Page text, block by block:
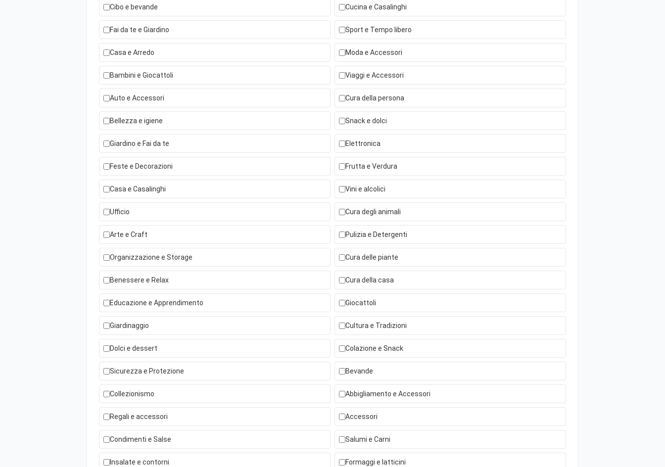
Cibo e bevande Cucina e Casalinghi
Fai da te e Giardino Sport e Tempo libero
Casa e Arredo Moda e Accessori
Bambini e Giocattoli Viaggi e Accessori
Auto e Accessori Cura della persona
Bellezza e igiene Snack e dolci
Giardino e Fai da te Elettronica
Feste e Decorazioni Frutta e Verdura
Casa e Casalinghi Vini e alcolici
Ufficio Cura degli animali
Arte e Craft Pulizia e Detergenti
Organizzazione e Storage Cura delle piante
Benessere e Relax Cura della casa
Educazione e Apprendimento Giocattoli
Giardinaggio Cultura e Tradizioni
Dolci e dessert Colazione e Snack
Sicurezza e Protezione Bevande
Collezionismo Abbigliamento e Accessori
Regali e accessori Accessori
Condimenti e Salse Salumi e Carni
Insalate e contorni Formaggi e latticini